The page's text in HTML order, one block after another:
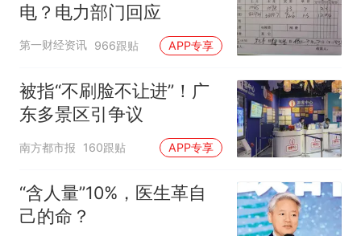
电？电力部门回应
第一财经资讯 966跟贴 APP专享
被指“不刷脸不让进”！广
东多景区引争议
南方都市报 160跟贴 APP专享
“含人量”10%，医生革自
己的命？